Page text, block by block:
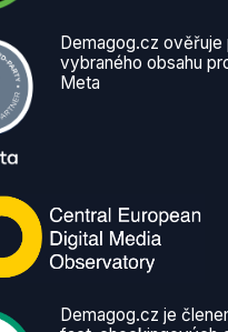
Demagog.cz
vybraného obsahu
Meta
Demagog.cz je